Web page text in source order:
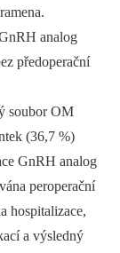
analog
předoperační
soubor OM
(36,7 %)
GnRH analog
peroperační
hospitalizace,
a výsledný